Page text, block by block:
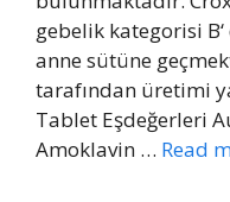
gebelik kategorisi
anne sütüne
tarafından üretimi
Tablet Eşdeğerleri
Amoklavin … Read